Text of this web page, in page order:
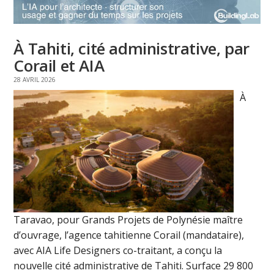
À Tahiti, cité administrative, par
Corail et AIA
28 AVRIL 2026
À
Taravao, pour Grands Projets de Polynésie maître
d’ouvrage, l’agence tahitienne Corail (mandataire),
avec AIA Life Designers co-traitant, a conçu la
nouvelle cité administrative de Tahiti. Surface 29 800